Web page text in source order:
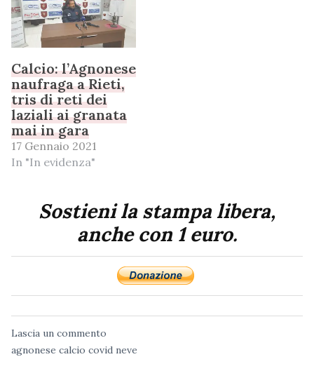
Calcio: l’Agnonese
naufraga a Rieti,
tris di reti dei
laziali ai granata
mai in gara
17 Gennaio 2021
In "In evidenza"
Sostieni la stampa libera,
anche con 1 euro.
Lascia un commento
agnonese calcio covid neve